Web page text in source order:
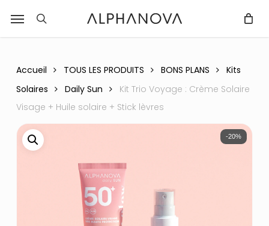
main
recherche
Menu
Fermer
Accueil TOUS LES PRODUITS BONS PLANS
Kits
Solaires
Daily Sun
Kit Trio Voyage : Crème Solaire
Visage + Huile solaire + Stick lèvres
-20%